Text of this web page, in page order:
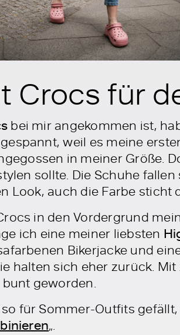
Crocs für
bei mir angekommen ist,
weil es meine
in meiner Größe.
sollte. Die Schuhe
Look, auch die Farbe sticht
in den Vordergrund
ich eine meiner liebsten
Bikerjacke und
halten sich eher zurück.
geworden.
für Sommer-Outfits
„.